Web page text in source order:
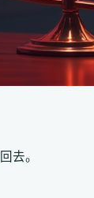
去。